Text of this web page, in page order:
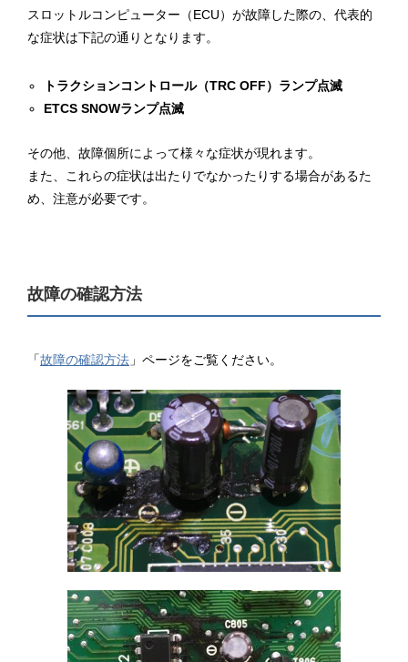
スロットルコンピューター（ECU）が故障した際の、代表的
な症状は下記の通りとなります。
トラクションコントロール（TRC OFF）ランプ点滅
ETCS SNOWランプ点滅
その他、故障個所によって様々な症状が現れます。
また、これらの症状は出たりでなかったりする場合があるた
め、注意が必要です。
故障の確認方法
「故障の確認方法 」ページをご覧ください。